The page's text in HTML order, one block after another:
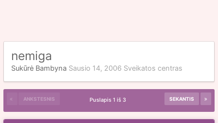
nemiga
Sukūrė Bambyna Sausio 14, 2006 Sveikatos centras
ANKSTESNIS SEKANTIS
Puslapis 1 iš 3